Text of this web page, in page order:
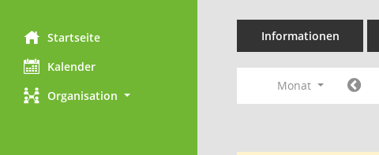
Startseite
Kalender
Organisation
Informationen
Monat